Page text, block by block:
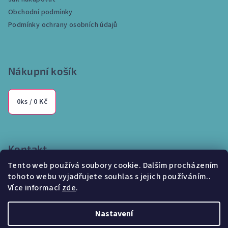
Tento web používá soubory cookie. Dalším procházením
tohoto webu vyjadřujete souhlas s jejich používáním..
Více informacízde.
Nastavení
Obchodní podmínky
Podmínky ochrany osobních údajů
Nákupní košík
0ks / 0 Kč
Kontakt
info @internetparfem.cz
603 100 829